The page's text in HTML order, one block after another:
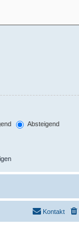
Absteigend
Kontakt